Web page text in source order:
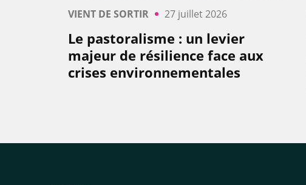
VIENT DE SORTIR 27 juillet 2026
Le pastoralisme : un levier
majeur de résilience face aux
crises environnementales